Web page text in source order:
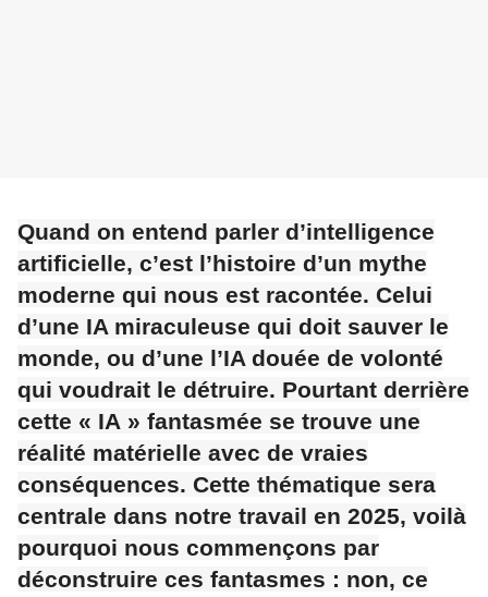
Quand on entend parler d’intelligence
artificielle, c’est l’histoire d’un mythe
moderne qui nous est racontée. Celui
d’une IA miraculeuse qui doit sauver le
monde, ou d’une l’IA douée de volonté
qui voudrait le détruire. Pourtant derrière
cette « IA » fantasmée se trouve une
réalité matérielle avec de vraies
conséquences. Cette thématique sera
centrale dans notre travail en 2025, voilà
pourquoi nous commençons par
déconstruire ces fantasmes : non, ce